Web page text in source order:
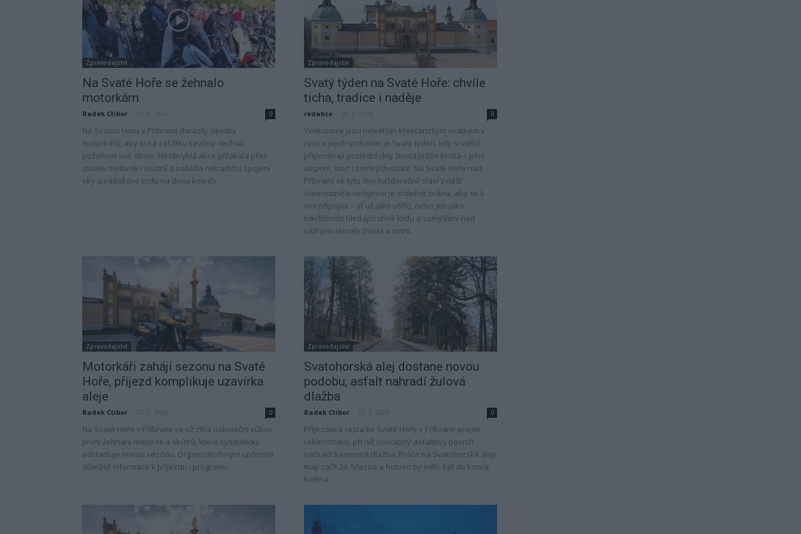
Zpravodajství
Na Svaté Hoře se žehnalo
motorkám
Radek Ctibor 0
Na Svatou Horu v Příbrami dorazily desítky
motorkářů, aby si na začátku sezóny nechali
požehnat své stroje. Neobvyklá akce přilákala přes
stovku motorek i skútrů a nabídla netradiční spojení
víry a vášně pro jízdu na dvou kolech.
Zpravodajství
Svatý týden na Svaté Hoře: chvíle
ticha, tradice i naděje
redakce 0
Velikonoce jsou největším křesťanským svátkem v
roce a jejich vrcholem je Svatý týden, kdy si věřící
připomínají poslední dny života Ježíše Krista – jeho
utrpení, smrt i zmrtvýchvstání. Na Svaté Hoře nad
Příbramí se tyto dny každoročně slaví zvlášť
slavnostně a veřejnost je srdečně zvána, aby se k
nim připojila – ať už jako věřící, nebo jen jako
návštěvníci hledající chvíli klidu a zamyšlení nad
vážnými tématy života a smrti.
Zpravodajství
Motorkáři zahájí sezonu na Svaté
Hoře, příjezd komplikuje uzavírka
aleje
Radek Ctibor 0
Na Svaté Hoře v Příbrami se už zítra uskuteční vůbec
první žehnání motorek a skútrů, které symbolicky
odstartuje novou sezónu. Organizátoři nyní upřesnili
důležité informace k příjezdu i programu.
Zpravodajství
Svatohorská alej dostane novou
podobu, asfalt nahradí žulová
dlažba
Radek Ctibor 0
Příjezdová cesta ke Svaté Hoře v Příbrami projde
rekonstrukcí, při níž současný asfaltový povrch
nahradí kamenná dlažba. Práce na Svatohorské aleji
mají začít 24. března a hotovo by mělo být do konce
května.